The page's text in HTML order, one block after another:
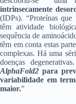
intrinsecamente
(IDPs). “Proteínas que
têm atividade
sequência de
têm em conta estas
complexas. Há uma
doenças
AlphaFold2 para
variabilidade em
maior.”